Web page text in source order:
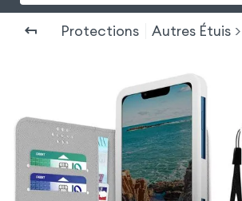
Protections Autres Étuis